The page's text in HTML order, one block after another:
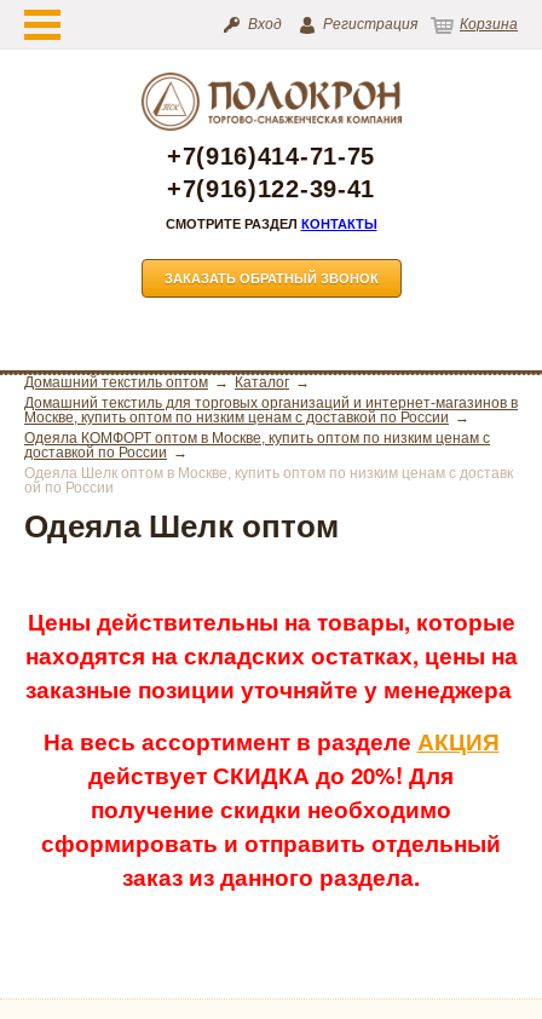
Вход Регистрация Корзина
+7(916)414-71-75
+7(916)122-39-41
СМОТРИТЕ РАЗДЕЛ КОНТАКТЫ
ЗАКАЗАТЬ ОБРАТНЫЙ ЗВОНОК
Домашний текстиль оптом
Каталог
Домашний текстиль для торговых организаций и интернет-магазинов в
Москве, купить оптом по низким ценам с доставкой по России
Одеяла КОМФОРТ оптом в Москве, купить оптом по низким ценам с
доставкой по России
Одеяла Шелк оптом в Москве, купить оптом по низким ценам с доставк
ой по России
Одеяла Шелк оптом
Цены действительны на товары, которые
находятся на складских остатках, цены на
заказные позиции уточняйте у менеджера
На весь ассортимент в разделе АКЦИЯ
действует СКИДКА до 20%! Для
получение скидки необходимо
сформировать и отправить отдельный
заказ из данного раздела.